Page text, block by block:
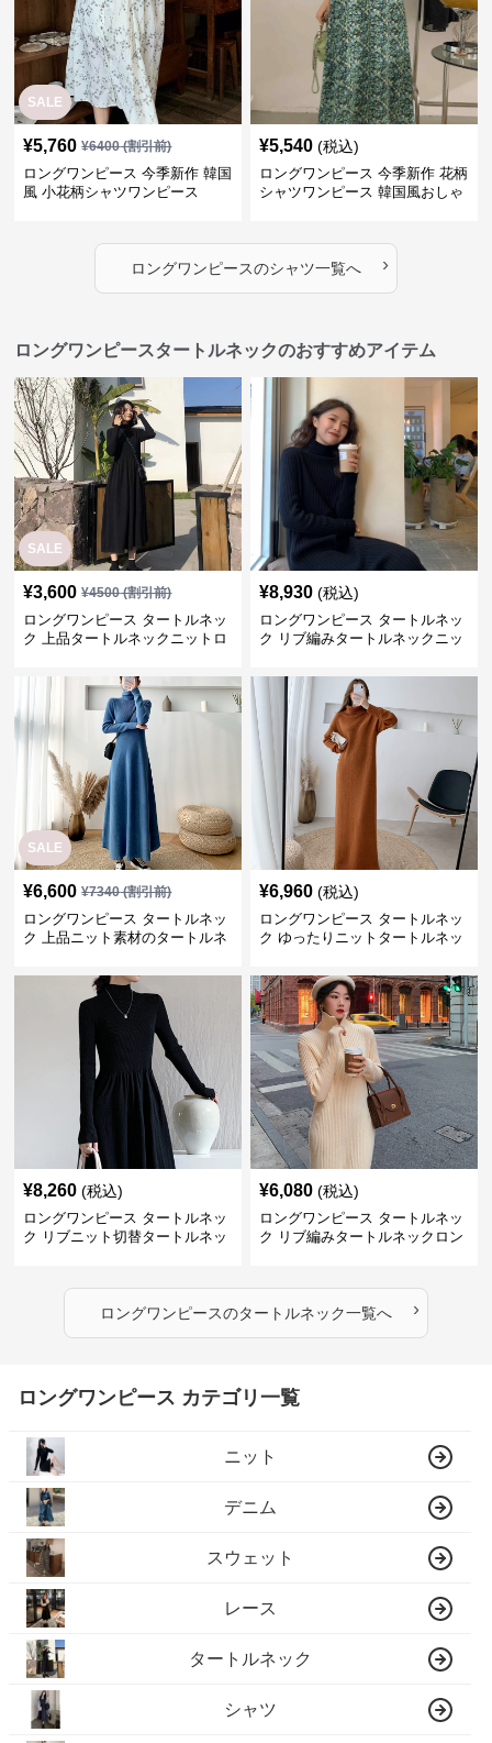
SALE
¥5,760 ¥6400(割引前)
ロングワンピース 今季新作 韓国
風 小花柄シャツワンピース
¥5,540 (税込)
ロングワンピース 今季新作 花柄
シャツワンピース 韓国風おしゃ
ロングワンピースのシャツ一覧へ ›
ロングワンピースタートルネックのおすすめアイテム
SALE
¥3,600 ¥4500(割引前)
ロングワンピース タートルネッ
ク 上品タートルネックニットロ
¥8,930 (税込)
ロングワンピース タートルネッ
ク リブ編みタートルネックニッ
SALE
¥6,600 ¥7340(割引前)
ロングワンピース タートルネッ
ク 上品ニット素材のタートルネ
¥6,960 (税込)
ロングワンピース タートルネッ
ク ゆったりニットタートルネッ
¥8,260 (税込)
ロングワンピース タートルネッ
ク リブニット切替タートルネッ
¥6,080 (税込)
ロングワンピース タートルネッ
ク リブ編みタートルネックロン
ロングワンピースのタートルネック一覧へ ›
ロングワンピース カテゴリ一覧
ニット
デニム
スウェット
レース
タートルネック
シャツ